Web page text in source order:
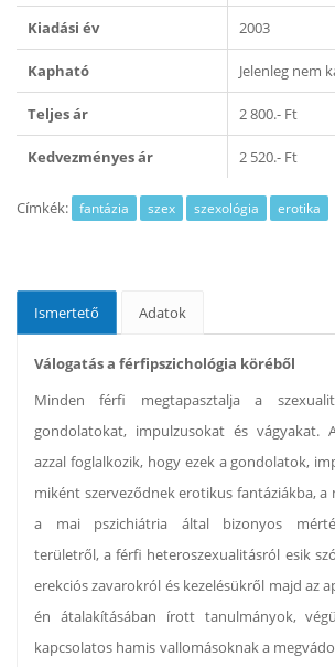
Kiadási év 2003
Kapható Jelenleg nem
Teljes ár 2 800.- Ft
Kedvezményes ár 2 520.- Ft
Címkék: fantázia szex szexológia erotika
Ismertető Adatok
Válogatás a férfipszichológia köréből
Minden férfi megtapasztalja a
gondolatokat, impulzusokat és vágyakat.
azzal foglalkozik, hogy ezek a gondolatok,
miként szerveződnek erotikus fantáziákba, a
a mai pszichiátria által bizonyos
területről, a férfi heteroszexualitásról esik
erekciós zavarokról és kezelésükről majd az
én átalakításában írott tanulmányok,
kapcsolatos hamis vallomásoknak a